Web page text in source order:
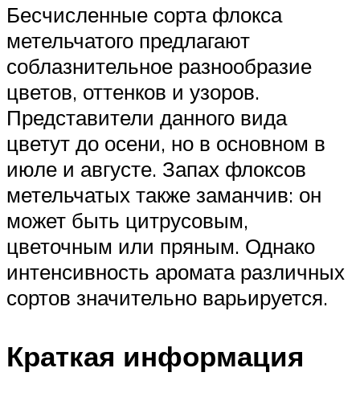
Бесчисленные сорта флокса
метельчатого предлагают
соблазнительное разнообразие
цветов, оттенков и узоров.
Представители данного вида
цветут до осени, но в основном в
июле и августе. Запах флоксов
метельчатых также заманчив: он
может быть цитрусовым,
цветочным или пряным. Однако
интенсивность аромата различных
сортов значительно варьируется.
Краткая информация